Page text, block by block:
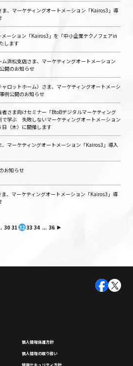
、マーケティングオートメーション「Kairos3」導
メーション「Kairos3」を「中小企業テクノフェアin
します
浜松支店さま、マーケティングオートメーション
開のお知らせ
ロットホーム）さま、マーケティングオートメーシ
例公開のお知らせ
さま向けセミナー「BtoBデジタルマーケティング
学ぶ 失敗しないマーケティングオートメーション
（木）に開催します
マーケティングオートメーション「Kairos3」導入
お知らせ
、マーケティングオートメーション「Kairos3」導
30 31 32 33 34 ... 36
個⼈情報保護⽅針
個⼈情報の取り扱い